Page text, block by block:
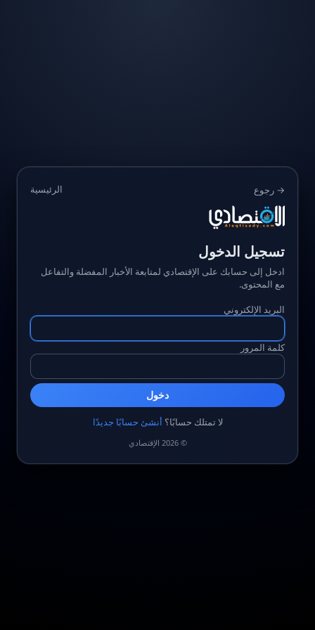
→ رجوع الرئيسية
تسجيل الدخول
ادخل إلى حسابك على الإقتصادي لمتابعة الأخبار المفضلة والتفاعل
مع المحتوى.
البريد الإلكتروني
كلمة المرور
دخول
لا تمتلك حسابًا؟ أنشئ حسابًا جديدًا
© 2026 الإقتصادي